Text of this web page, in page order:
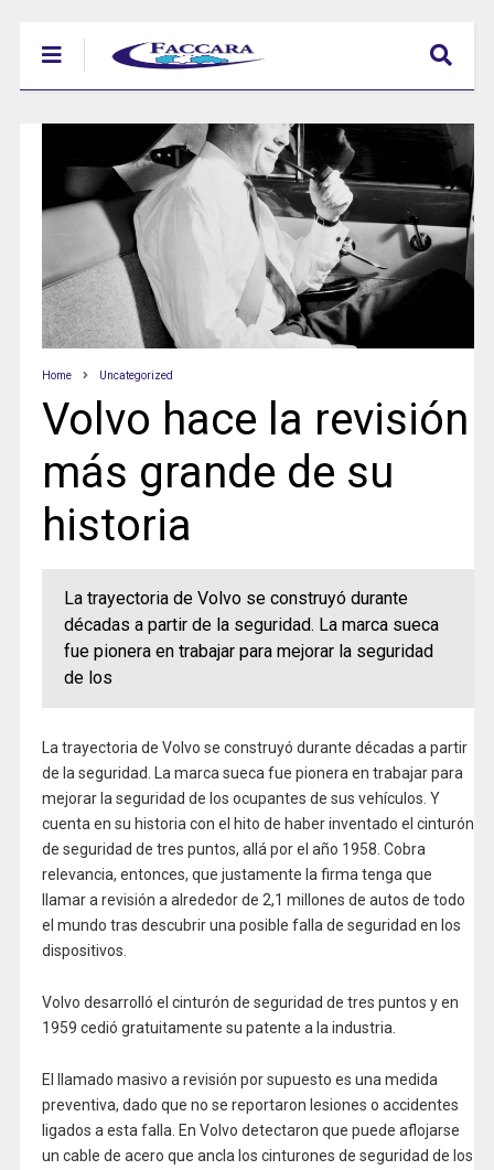
Home Uncategorized
Volvo hace la revisión
más grande de su
historia
La trayectoria de Volvo se construyó durante
décadas a partir de la seguridad. La marca sueca
fue pionera en trabajar para mejorar la seguridad
de los
La trayectoria de Volvo se construyó durante décadas a partir
de la seguridad. La marca sueca fue pionera en trabajar para
mejorar la seguridad de los ocupantes de sus vehículos. Y
cuenta en su historia con el hito de haber inventado el cinturón
de seguridad de tres puntos, allá por el año 1958. Cobra
relevancia, entonces, que justamente la firma tenga que
llamar a revisión a alrededor de 2,1 millones de autos de todo
el mundo tras descubrir una posible falla de seguridad en los
dispositivos.
Volvo desarrolló el cinturón de seguridad de tres puntos y en
1959 cedió gratuitamente su patente a la industria.
El llamado masivo a revisión por supuesto es una medida
preventiva, dado que no se reportaron lesiones o accidentes
ligados a esta falla. En Volvo detectaron que puede aflojarse
un cable de acero que ancla los cinturones de seguridad de los